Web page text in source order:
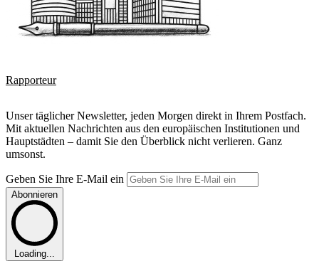
Rapporteur
Unser täglicher Newsletter, jeden Morgen direkt in Ihrem Postfach.
Mit aktuellen Nachrichten aus den europäischen Institutionen und
Hauptstädten – damit Sie den Überblick nicht verlieren. Ganz
umsonst.
Geben Sie Ihre E-Mail ein
Abonnieren
Loading...